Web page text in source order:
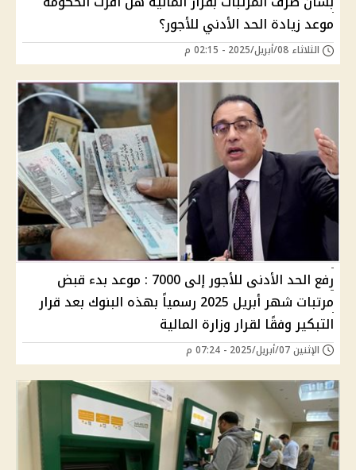
موعد زيادة الحد الأدني للأجور؟
الثلاثاء 08/أبريل/2025 - 02:15 م
رفع الحد الأدنى للأجور إلى 7000 : موعد بدء قبض
مرتبات شهر أبريل 2025 رسمياً بهذه البنوك بعد قرار
التبكير وفقًا لقرار وزارة المالية
الإثنين 07/أبريل/2025 - 07:24 م